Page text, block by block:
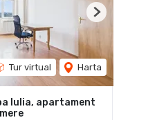
Tur virtual Harta
Next
Iulia, apartament